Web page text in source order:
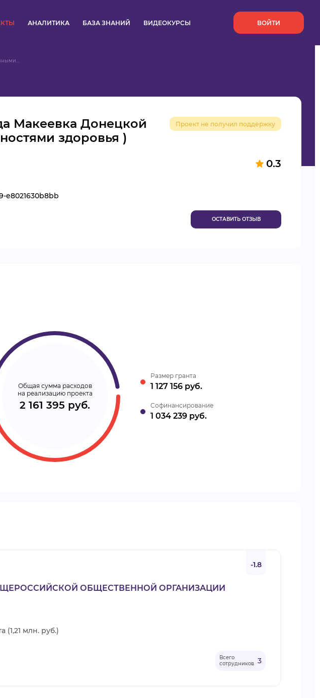
АНАЛИТИКА БАЗА ЗНАНИЙ ВИДЕОКУРСЫ ВОЙТИ
Макеевка Донецкой
здоровья )
Проект не получил поддержку
0.3
e8021630b8bb
ОСТАВИТЬ ОТЗЫВ
Общая сумма расходов
на реализацию проекта
2 161 395 руб.
Размер гранта
1 127 156 руб.
Cофинансирование
1 034 239 руб.
-1.8
ОБЩЕСТВЕННОЙ ОРГАНИЗАЦИИ
(1,21 млн. руб.)
Всего
сотрудников 3